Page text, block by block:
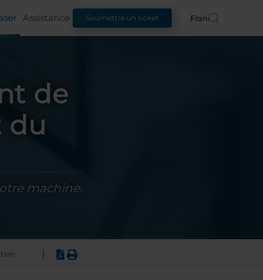
Assistance Soumettre un ticket Français
de
du
machine.